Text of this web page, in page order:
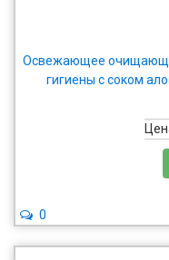
Освежающее
гигиены с соком
0